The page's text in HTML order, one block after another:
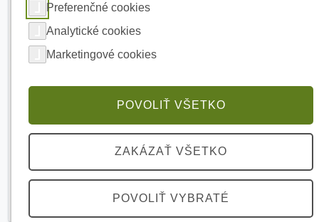
Preferenčné cookies
Analytické cookies
Marketingové cookies
POVOLIŤ VŠETKO
ZAKÁZAŤ VŠETKO
POVOLIŤ VYBRATÉ